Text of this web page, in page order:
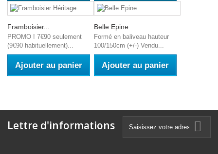
Framboisier...
PROMO ! 7€90 seulement
(9€90 habituellement)...
Ajouter au panier
Belle Epine
Formé en baliveau hauteur
100/150cm (+/-) Vendu...
Ajouter au panier
Lettre d'informations